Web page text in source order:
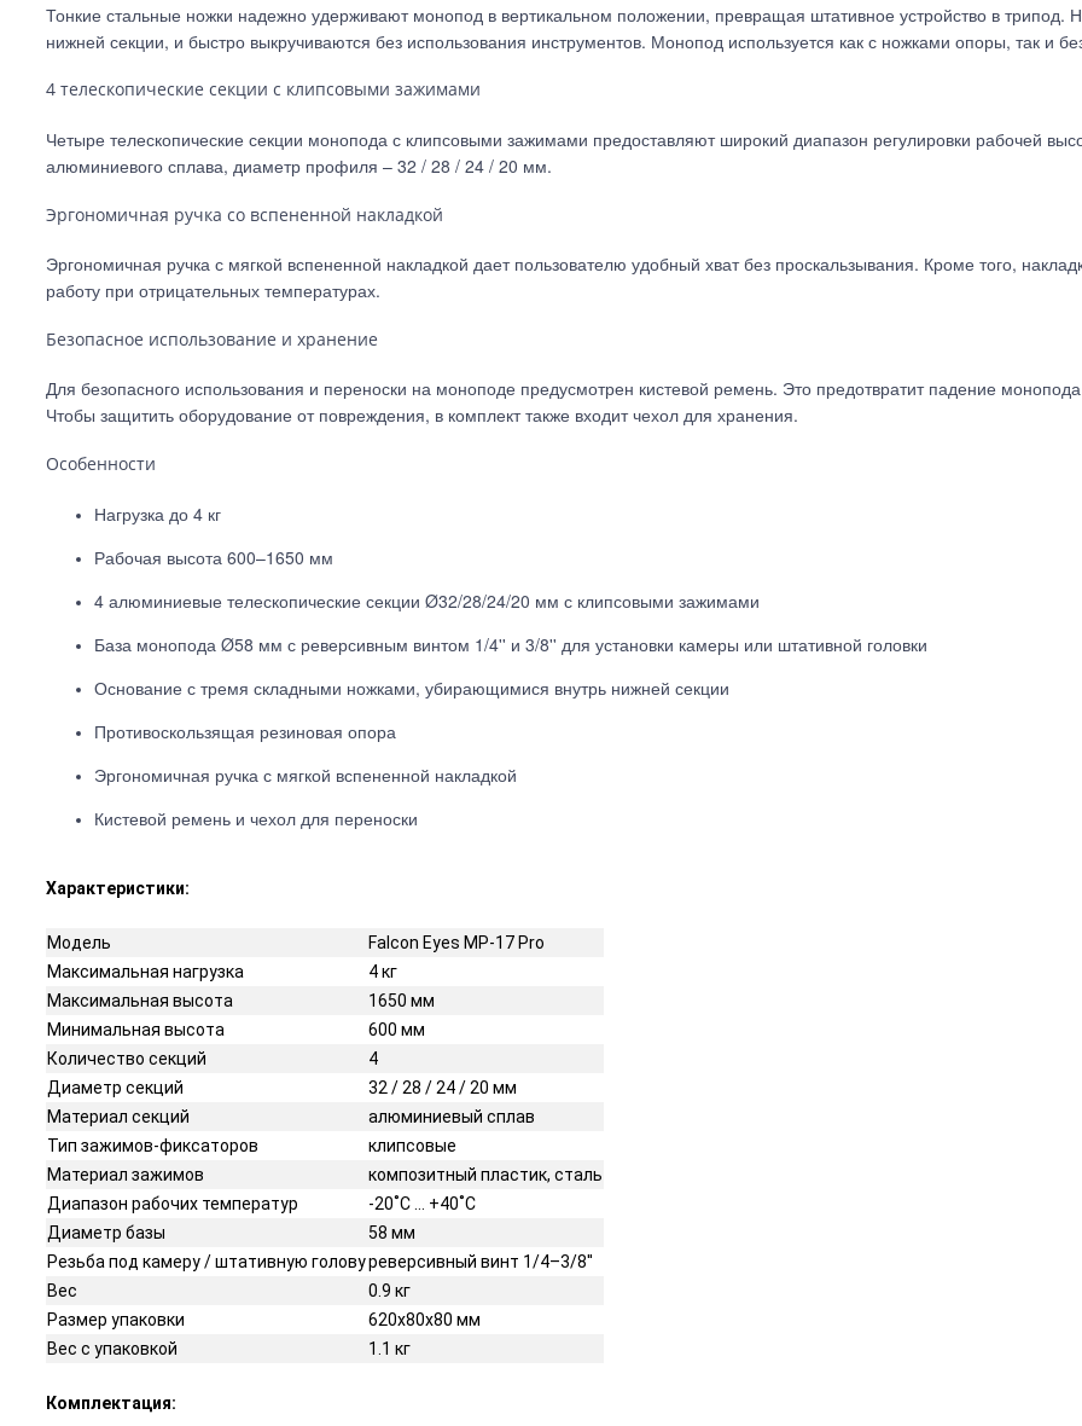
Тонкие стальные ножки надежно удерживают монопод в вертикальном положении, превращая штативное устройство в
нижней секции, и быстро выкручиваются без использования инструментов. Монопод используется как с ножками опоры, так и
4 телескопические секции с клипсовыми зажимами
Четыре телескопические секции монопода с клипсовыми зажимами предоставляют широкий диапазон регулировки рабочей
алюминиевого сплава, диаметр профиля – 32 / 28 / 24 / 20 мм.
Эргономичная ручка со вспененной накладкой
Эргономичная ручка с мягкой вспененной накладкой дает пользователю удобный хват без проскальзывания. Кроме того,
работу при отрицательных температурах.
Безопасное использование и хранение
Для безопасного использования и переноски на моноподе предусмотрен кистевой ремень. Это предотвратит падение
Чтобы защитить оборудование от повреждения, в комплект также входит чехол для хранения.
Особенности
Нагрузка до 4 кг
Рабочая высота 600–1650 мм
4 алюминиевые телескопические секции Ø32/28/24/20 мм с клипсовыми зажимами
База монопода Ø58 мм с реверсивным винтом 1/4'' и 3/8'' для установки камеры или штативной головки
Основание с тремя складными ножками, убирающимися внутрь нижней секции
Противоскользящая резиновая опора
Эргономичная ручка с мягкой вспененной накладкой
Кистевой ремень и чехол для переноски
Характеристики:
Модель
Falcon Eyes MP-17 Pro
Максимальная нагрузка
4 кг
Максимальная высота
1650 мм
Минимальная высота
600 мм
Количество секций
4
Диаметр секций
32 / 28 / 24 / 20 мм
Материал секций
алюминиевый сплав
Тип зажимов-фиксаторов
клипсовые
Материал зажимов
композитный пластик, сталь
Диапазон рабочих температур
-20˚С … +40˚С
Диаметр базы
58 мм
Резьба под камеру / штативную головуреверсивный винт 1/4–3/8''
Вес
0.9 кг
Размер упаковки
620х80х80 мм
Вес с упаковкой
1.1 кг
Комплектация: